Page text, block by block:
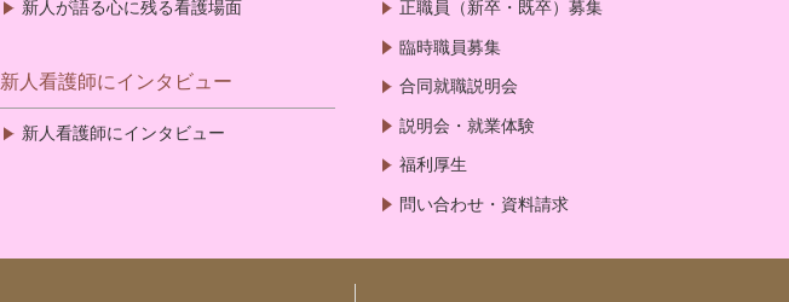
新人が語る心に残る看護場面
新人看護師にインタビュー
新人看護師にインタビュー
正職員（新卒・既卒）募集
臨時職員募集
合同就職説明会
説明会・就業体験
福利厚生
問い合わせ・資料請求